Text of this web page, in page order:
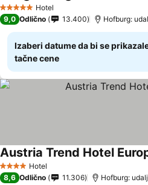
5 ZvezdiceHotel
9,0 Odlično 13.400 Hofburg:
Izaberi datume da bi se
tačne cene
4 ZvezdiceHotel
Austria Trend Hotel
8,6 Odlično 11.306 Hofburg: